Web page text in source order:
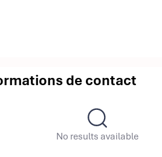
de contact
No results available